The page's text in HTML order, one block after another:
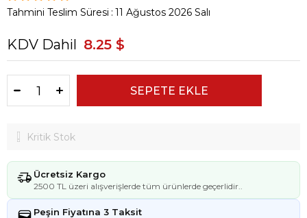
Tahmini Teslim Süresi : 11 Ağustos 2026 Salı
KDV Dahil 8.25 $
Kritik Stok
Ücretsiz Kargo
2500 TL üzeri alışverişlerde tüm ürünlerde geçerlidir..
Peşin Fiyatına 3 Taksit